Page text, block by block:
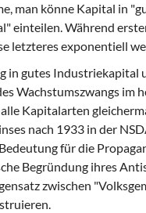
man könne Kapital in
einteilen. Während
letzteres exponentiell
in gutes Industriekapital
Wachstumszwangs
Kapitalarten
nach 1933 in der
für die
Begründung ihres
zwischen